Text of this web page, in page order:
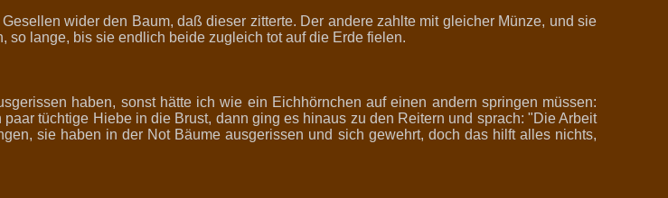
wider den Baum, daß dieser zitterte. Der andere zahlte mit gleicher Münze, und sie
lange, bis sie endlich beide zugleich tot auf die Erde fielen.
haben, sonst hätte ich wie ein Eichhörnchen auf einen andern springen müssen:
tüchtige Hiebe in die Brust, dann ging es hinaus zu den Reitern und sprach: "Die Arbeit
sie haben in der Not Bäume ausgerissen und sich gewehrt, doch das hilft alles nichts,